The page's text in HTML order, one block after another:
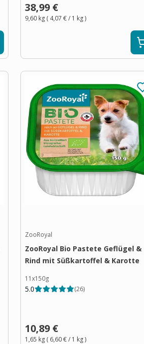
38,99 €
9,60 kg ( 4,07 €/ 1 kg)
ZooRoyal
ZooRoyal Bio Pastete Geflügel &
Rind mit Süßkartoffel & Karotte
11x150g
5.0 (26)
10,89 €
1,65 kg ( 6,60 €/ 1 kg)